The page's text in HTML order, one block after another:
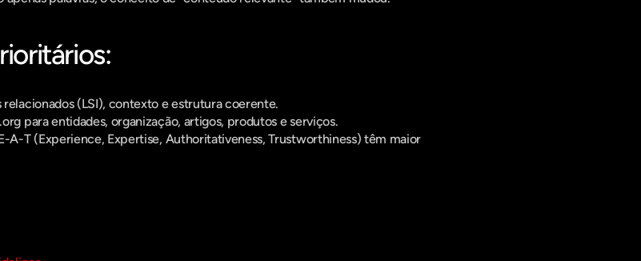
relacionados (LSI), contexto e estrutura coerente.
para entidades, organização, artigos, produtos e serviços.
A-T (Experience, Expertise, Authoritativeness, Trustworthiness) têm maior